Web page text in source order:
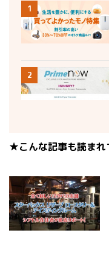
1
2
★こんな記事も読ま